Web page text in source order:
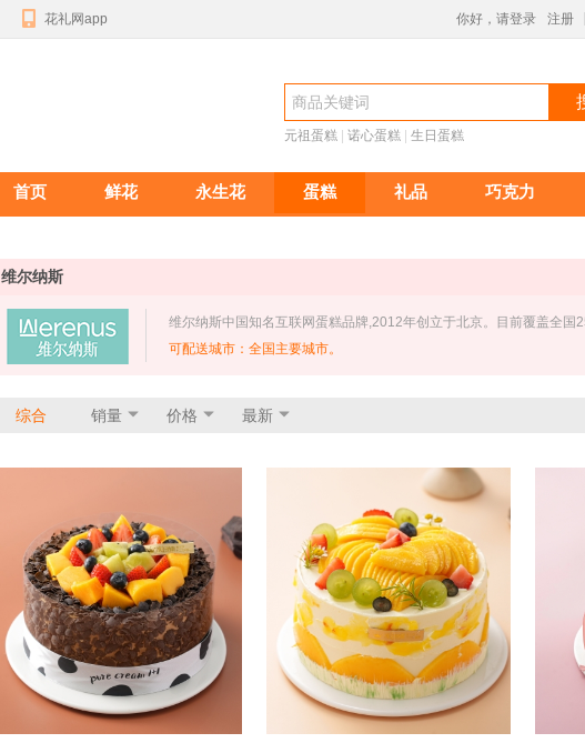
花礼网app 你好，请登录 注册
元祖蛋糕 诺心蛋糕 生日蛋糕
首页 鲜花 永生花 蛋糕 礼品 巧克力
维尔纳斯
维尔纳斯中国知名互联网蛋糕品牌,2012年创立于北京。目前覆盖全国
可配送城市：全国主要城市。
综合 销量 价格 最新